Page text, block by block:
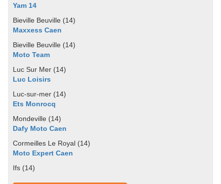
Yam 14
Bieville Beuville (14)
Maxxess Caen
Bieville Beuville (14)
Moto Team
Luc Sur Mer (14)
Luc Loisirs
Luc-sur-mer (14)
Ets Monrocq
Mondeville (14)
Dafy Moto Caen
Cormeilles Le Royal (14)
Moto Expert Caen
Ifs (14)